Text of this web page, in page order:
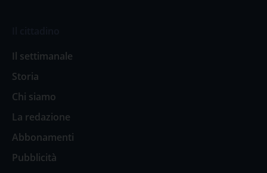
Il settimanale
Storia
Chi siamo
La redazione
Abbonamenti
Pubblicità